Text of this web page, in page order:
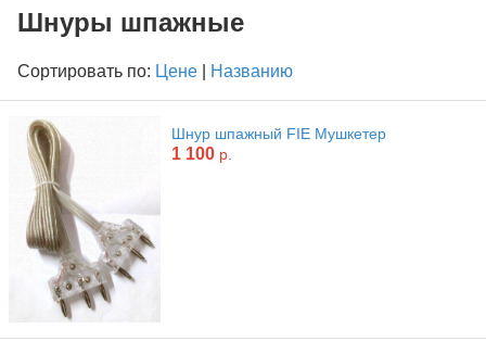
Шнуры шпажные
Сортировать по: Цене Названию
Шнур шпажный FIE Мушкетер
1 100 р.